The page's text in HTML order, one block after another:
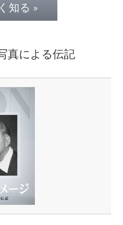
知る »
真による伝記